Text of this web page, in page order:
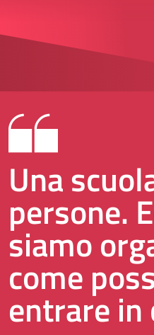
Una
persone.
siamo
come
entrare